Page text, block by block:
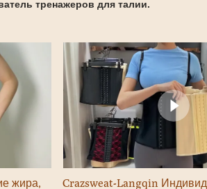
тренажеров для талии.
жира,
Crazsweat-Langqin